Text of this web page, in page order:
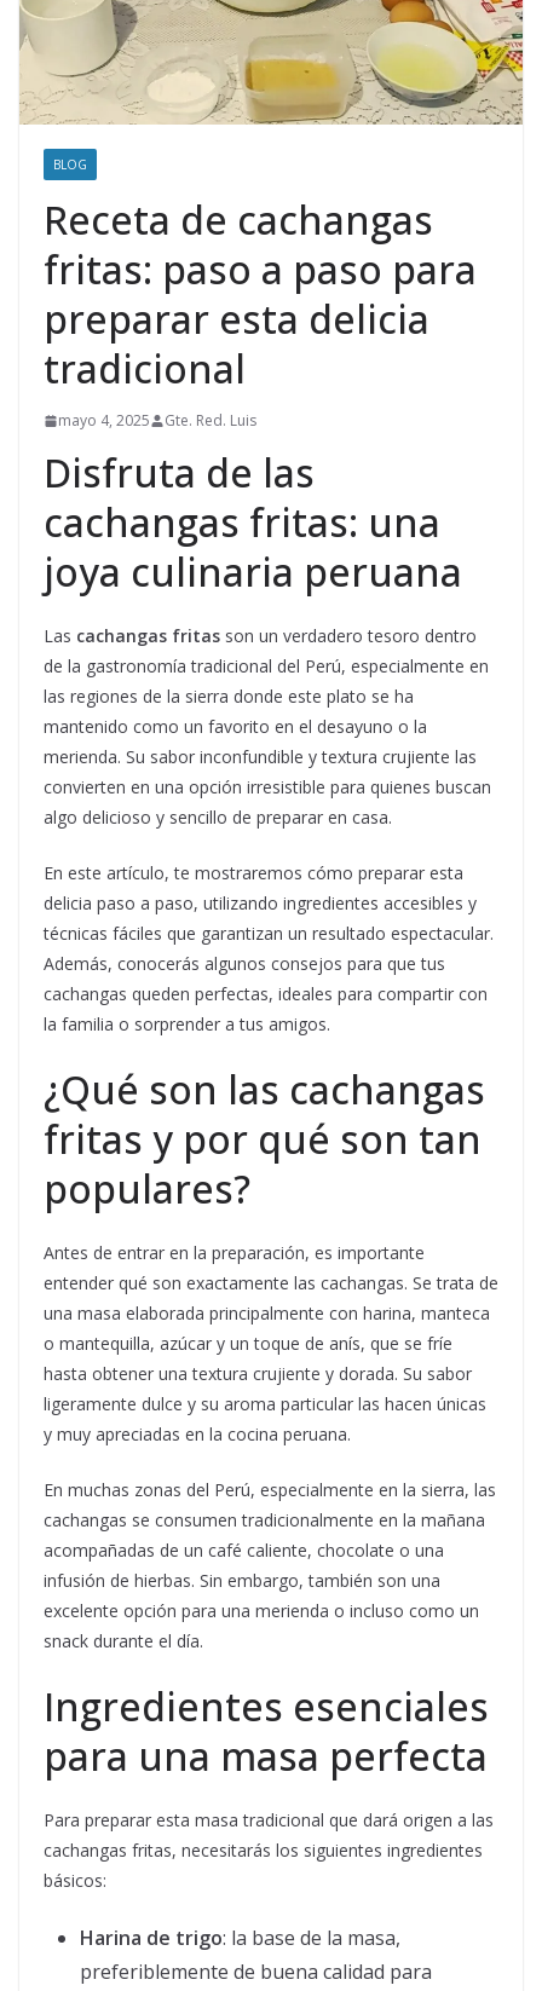
BLOG
Receta de cachangas
fritas: paso a paso para
preparar esta delicia
tradicional
mayo 4, 2025 Gte. Red. Luis
Disfruta de las
cachangas fritas: una
joya culinaria peruana
Las cachangas fritas son un verdadero tesoro dentro
de la gastronomía tradicional del Perú, especialmente en
las regiones de la sierra donde este plato se ha
mantenido como un favorito en el desayuno o la
merienda. Su sabor inconfundible y textura crujiente las
convierten en una opción irresistible para quienes buscan
algo delicioso y sencillo de preparar en casa.
En este artículo, te mostraremos cómo preparar esta
delicia paso a paso, utilizando ingredientes accesibles y
técnicas fáciles que garantizan un resultado espectacular.
Además, conocerás algunos consejos para que tus
cachangas queden perfectas, ideales para compartir con
la familia o sorprender a tus amigos.
¿Qué son las cachangas
fritas y por qué son tan
populares?
Antes de entrar en la preparación, es importante
entender qué son exactamente las cachangas. Se trata de
una masa elaborada principalmente con harina, manteca
o mantequilla, azúcar y un toque de anís, que se fríe
hasta obtener una textura crujiente y dorada. Su sabor
ligeramente dulce y su aroma particular las hacen únicas
y muy apreciadas en la cocina peruana.
En muchas zonas del Perú, especialmente en la sierra, las
cachangas se consumen tradicionalmente en la mañana
acompañadas de un café caliente, chocolate o una
infusión de hierbas. Sin embargo, también son una
excelente opción para una merienda o incluso como un
snack durante el día.
Ingredientes esenciales
para una masa perfecta
Para preparar esta masa tradicional que dará origen a las
cachangas fritas, necesitarás los siguientes ingredientes
básicos:
Harina de trigo: la base de la masa,
preferiblemente de buena calidad para